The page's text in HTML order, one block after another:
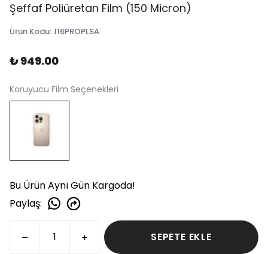
Şeffaf Poliüretan Film (150 Micron)
Ürün Kodu: I16PROPLSA
₺ 949.00
Koruyucu Film Seçenekleri
Bu Ürün Aynı Gün Kargoda!
Paylaş:
SEPETE EKLE